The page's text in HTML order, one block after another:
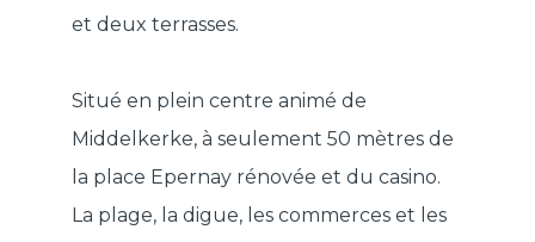
et deux terrasses.
Situé en plein centre animé de
Middelkerke, à seulement 50 mètres de
la place Epernay rénovée et du casino.
La plage, la digue, les commerces et les